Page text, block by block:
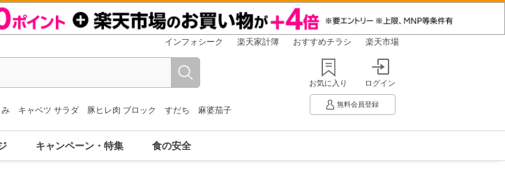
インフォシーク 楽天家計簿 おすすめチラシ 楽天市場
キャベツ サラダ 豚ヒレ肉 ブロック すだち 麻婆茄子
お気に入り ログイン
無料会員登録
キャンペーン・特集 食の安全